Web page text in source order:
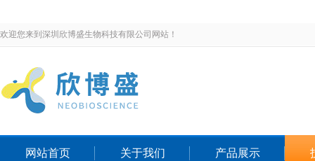
欢迎您来到深圳欣博盛生物科技有限公司网站！
网站首页 关于我们 产品展示